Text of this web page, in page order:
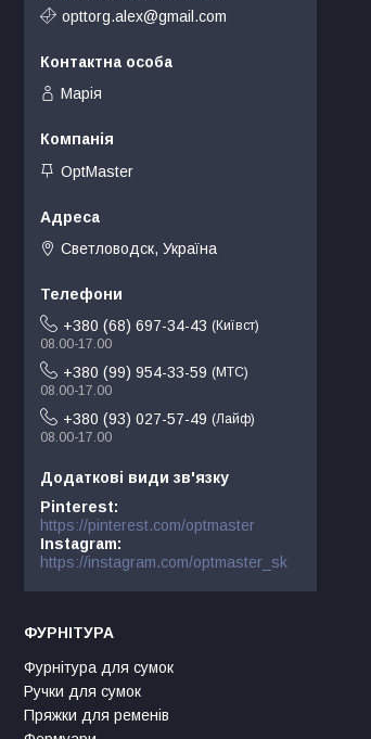
opttorg.alex@gmail.com
Марія
OptMaster
Светловодск, Україна
+380 (68) 697-34-43
Київст
08.00-17.00
+380 (99) 954-33-59
МТС
08.00-17.00
+380 (93) 027-57-49
Лайф
08.00-17.00
Pinterest
https://pinterest.com/optmaster
Instagram
https://instagram.com/optmaster_sk
ФУРНІТУРА
Фурнітура для сумок
Ручки для сумок
Пряжки для ременів